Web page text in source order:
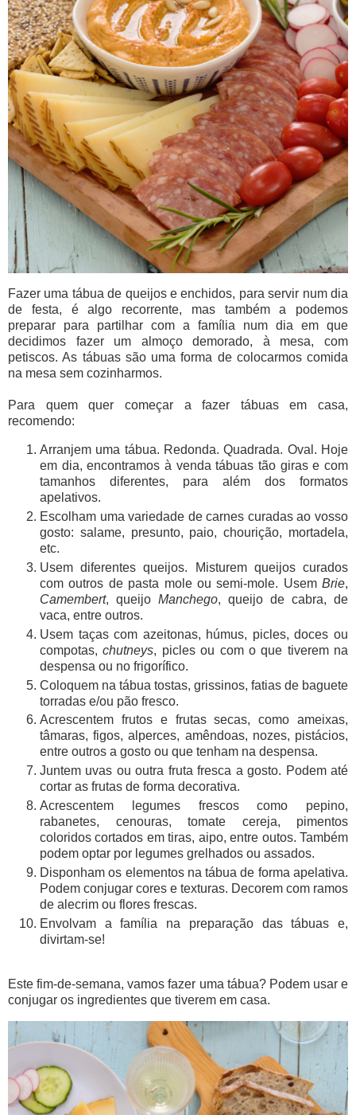
Fazer uma tábua de queijos e enchidos, para servir num dia
de festa, é algo recorrente, mas também a podemos
preparar para partilhar com a família num dia em que
decidimos fazer um almoço demorado, à mesa, com
petiscos. As tábuas são uma forma de colocarmos comida
na mesa sem cozinharmos.
Para quem quer começar a fazer tábuas em casa,
recomendo:
Arranjem uma tábua. Redonda. Quadrada. Oval. Hoje
em dia, encontramos à venda tábuas tão giras e com
tamanhos diferentes, para além dos formatos
apelativos.
Escolham uma variedade de carnes curadas ao vosso
gosto: salame, presunto, paio, chourição, mortadela,
etc.
Usem diferentes queijos. Misturem queijos curados
com outros de pasta mole ou semi-mole. Usem Brie,
Camembert, queijo Manchego, queijo de cabra, de
vaca, entre outros.
Usem taças com azeitonas, húmus, picles, doces ou
compotas,chutneys, picles ou com o que tiverem na
despensa ou no frigorífico.
Coloquem na tábua tostas, grissinos, fatias de baguete
torradas e/ou pão fresco.
Acrescentem frutos e frutas secas, como ameixas,
tâmaras, figos, alperces, amêndoas, nozes, pistácios,
entre outros a gosto ou que tenham na despensa.
Juntem uvas ou outra fruta fresca a gosto. Podem até
cortar as frutas de forma decorativa.
Acrescentem legumes frescos como pepino,
rabanetes, cenouras, tomate cereja, pimentos
coloridos cortados em tiras, aipo, entre outos. Também
podem optar por legumes grelhados ou assados.
Disponham os elementos na tábua de forma apelativa.
Podem conjugar cores e texturas. Decorem com ramos
de alecrim ou flores frescas.
Envolvam a família na preparação das tábuas e,
divirtam-se!
Este fim-de-semana, vamos fazer uma tábua? Podem usar e
conjugar os ingredientes que tiverem em casa.